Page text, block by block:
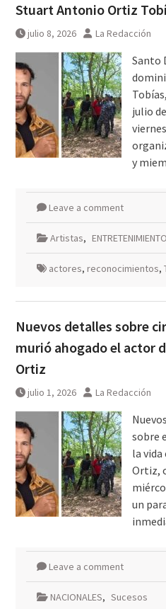
Stuart Antonio Ortiz
julio 8, 2026 La Redacción
Santo
julio
y
Leave a comment
Artistas, ENTRETENIMIENTO
actores, reconocimientos,
Nuevos detalles sobre
murió ahogado el actor
Ortiz
julio 1, 2026 La Redacción
sobre
la
Ortiz,
un
Leave a comment
NACIONALES, Sucesos